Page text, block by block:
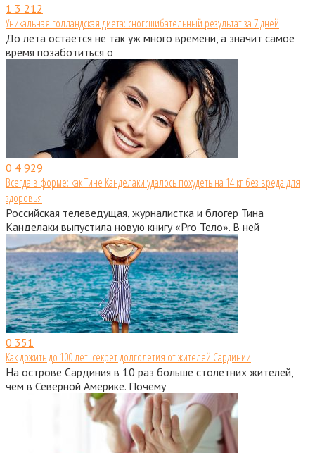
1 3 212
Уникальная голландская диета: сногсшибательный результат за 7 дней
До лета остается не так уж много времени, а значит самое
время позаботиться о
0 4 929
Всегда в форме: как Тине Канделаки удалось похудеть на 14 кг без вреда для
здоровья
Российская телеведущая, журналистка и блогер Тина
Канделаки выпустила новую книгу «Pro Тело». В ней
0 351
Как дожить до 100 лет: секрет долголетия от жителей Сардинии
На острове Сардиния в 10 раз больше столетних жителей,
чем в Северной Америке. Почему